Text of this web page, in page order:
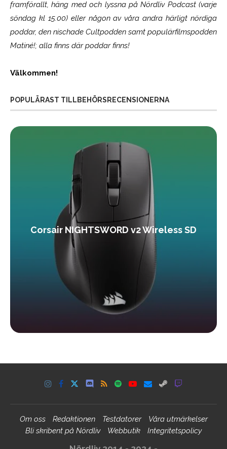
framförallt, häng med och lyssna på Nördliv Podcast (varje
söndag kl 15.00) eller någon av våra andra härligt nördiga
poddar, den nischade Cultpodden samt populärfilmspodden
Matiné!; alla finns där poddar finns!
Välkommen!
POPULÄRAST TILLBEHÖRSRECENSIONERNA
Corsair NIGHTSWORD v2 Wireless SD
Om oss Redaktionen Testdatorer
Våra utmärkelser
Bli skribent på Nördliv
Webbutik Integritetspolicy